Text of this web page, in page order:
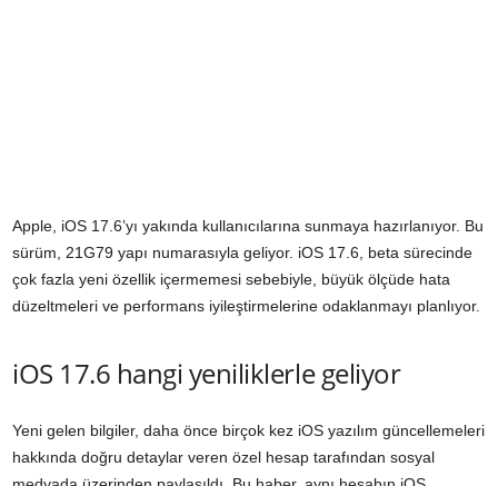
Apple, iOS 17.6’yı yakında kullanıcılarına sunmaya hazırlanıyor. Bu
sürüm, 21G79 yapı numarasıyla geliyor. iOS 17.6, beta sürecinde
çok fazla yeni özellik içermemesi sebebiyle, büyük ölçüde hata
düzeltmeleri ve performans iyileştirmelerine odaklanmayı planlıyor.
iOS 17.6 hangi yeniliklerle geliyor
Yeni gelen bilgiler, daha önce birçok kez iOS yazılım güncellemeleri
hakkında doğru detaylar veren özel hesap tarafından sosyal